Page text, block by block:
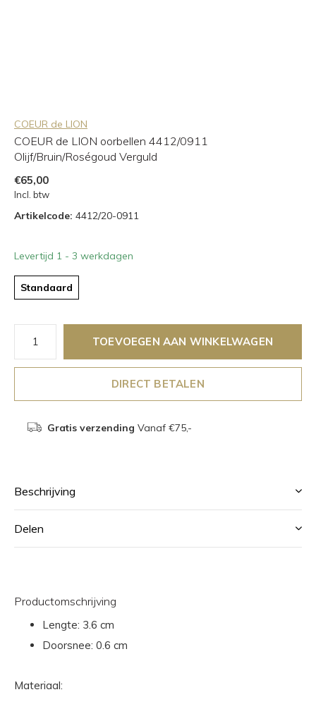
COEUR de LION
COEUR de LION oorbellen 4412/0911
Olijf/Bruin/Roségoud Verguld
€65,00
Incl. btw
Artikelcode: 4412/20-0911
Levertijd 1 - 3 werkdagen
Standaard
TOEVOEGEN AAN WINKELWAGEN
DIRECT BETALEN
Gratis verzending Vanaf €75,-
Beschrijving
Delen
Productomschrijving
Lengte: 3.6 cm
Doorsnee: 0.6 cm
Materiaal: